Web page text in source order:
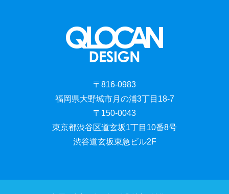
〒816-0983
福岡県大野城市月の浦3丁目18-7
〒150-0043
東京都渋谷区道玄坂1丁目10番8号
渋谷道玄坂東急ビル2F